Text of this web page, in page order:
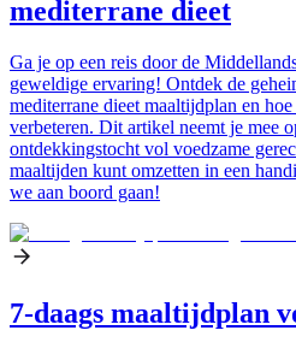
mediterrane dieet
Ga je op een reis door de
geweldige ervaring! Ontdek de
mediterrane dieet maaltijdplan en
verbeteren. Dit artikel neemt je mee
ontdekkingstocht vol voedzame
maaltijden kunt omzetten in een
we aan boord gaan!
7-daags maaltijdplan